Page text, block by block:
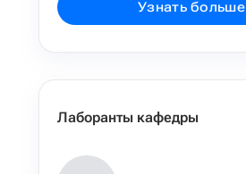
Узнать больше
Лаборанты кафедры